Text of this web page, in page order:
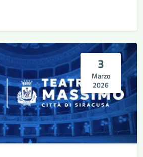
3
Marzo
2026